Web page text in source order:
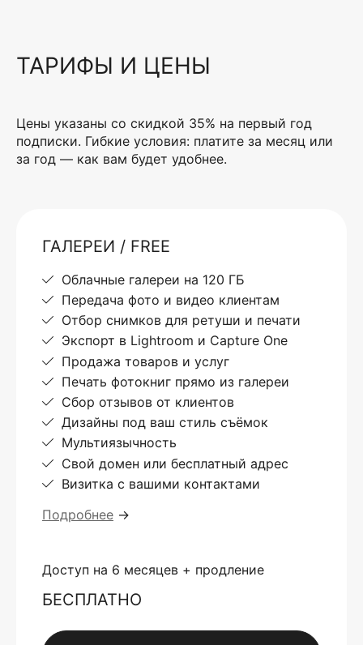
ТАРИФЫ И ЦЕНЫ
Цены указаны со скидкой 35% на первый год
подписки. Гибкие условия: платите за месяц или
за год — как вам будет удобнее.
ГАЛЕРЕИ / FREE
Облачные галереи на 120 ГБ
Передача фото и видео клиентам
Отбор снимков для ретуши и печати
Экспорт в Lightroom и Capture One
Продажа товаров и услуг
Печать фотокниг прямо из галереи
Сбор отзывов от клиентов
Дизайны под ваш стиль съёмок
Мультиязычность
Свой домен или бесплатный адрес
Визитка с вашими контактами
Подробнее →
Доступ на 6 месяцев + продление
БЕСПЛАТНО